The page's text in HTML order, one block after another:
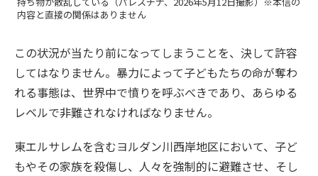
内容と直接の関係はありません
この状況が当たり前になってしまうことを、決して許容
してはなりません。暴力によって子どもたちの命が奪わ
れる事態は、世界中で憤りを呼ぶべきであり、あらゆる
レベルで非難されなければなりません。
東エルサレムを含むヨルダン川西岸地区において、子ど
もやその家族を殺傷し、人々を強制的に避難させ、そし